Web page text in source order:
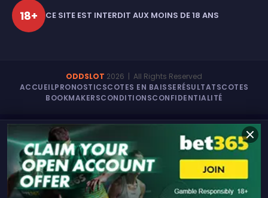
18+ CE SITE EST INTERDIT AUX MOINS DE 18 ANS
ODDSLOT 2026 | All Rights Reserved
ACCUEILPRONOSTICSCOTES EN BAISSERÉSULTATSCOTES
BOOKMAKERSCONDITIONSCONFIDENTIALITÉ